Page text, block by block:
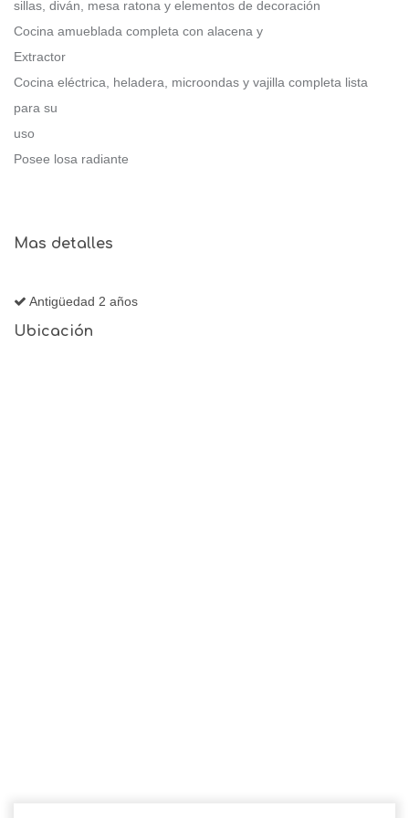
sillas, diván, mesa ratona y elementos de decoración
Cocina amueblada completa con alacena y
Extractor
Cocina eléctrica, heladera, microondas y vajilla completa lista
para su
uso
Posee losa radiante
Mas detalles
Antigüedad 2 años
Ubicación